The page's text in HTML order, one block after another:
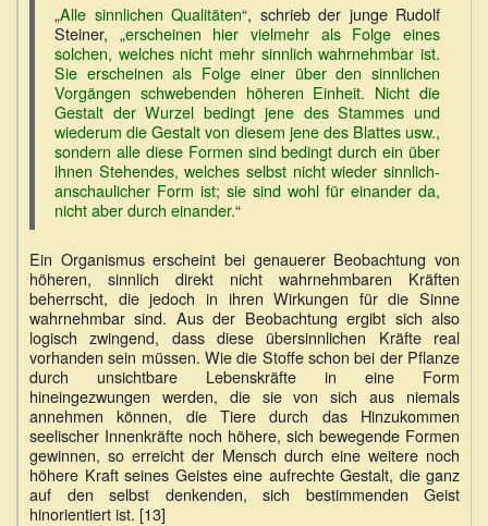
„Alle sinnlichen Qualitäten“, schrieb der junge Rudolf
Steiner, „erscheinen hier vielmehr als Folge eines
solchen, welches nicht mehr sinnlich wahrnehmbar ist.
Sie erscheinen als Folge einer über den sinnlichen
Vorgängen schwebenden höheren Einheit. Nicht die
Gestalt der Wurzel bedingt jene des Stammes und
wiederum die Gestalt von diesem jene des Blattes usw.,
sondern alle diese Formen sind bedingt durch ein über
ihnen Stehendes, welches selbst nicht wieder sinnlich-
anschaulicher Form ist; sie sind wohl für einander da,
nicht aber durch einander.“
Ein Organismus erscheint bei genauerer Beobachtung von
höheren, sinnlich direkt nicht wahrnehmbaren Kräften
beherrscht, die jedoch in ihren Wirkungen für die Sinne
wahrnehmbar sind. Aus der Beobachtung ergibt sich also
logisch zwingend, dass diese übersinnlichen Kräfte real
vorhanden sein müssen. Wie die Stoffe schon bei der Pflanze
durch unsichtbare Lebenskräfte in eine Form
hineingezwungen werden, die sie von sich aus niemals
annehmen können, die Tiere durch das Hinzukommen
seelischer Innenkräfte noch höhere, sich bewegende Formen
gewinnen, so erreicht der Mensch durch eine weitere noch
höhere Kraft seines Geistes eine aufrechte Gestalt, die ganz
auf den selbst denkenden, sich bestimmenden Geist
hinorientiert ist. [13]